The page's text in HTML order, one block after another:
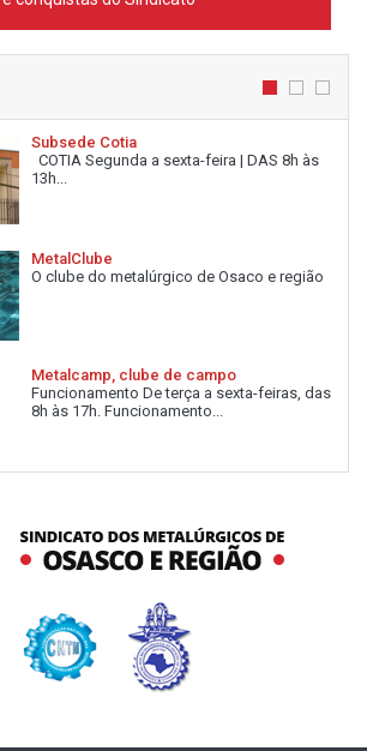
Subsede Cotia
COTIA Segunda a sexta-feira | DAS 8h às
13h...
MetalClube
O clube do metalúrgico de Osaco e região
Metalcamp, clube de campo
Funcionamento De terça a sexta-feiras, das
8h às 17h. Funcionamento...